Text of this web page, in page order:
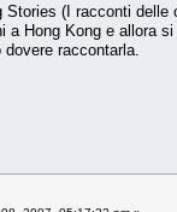
(I racconti
a Hong Kong e allora
raccontarla.